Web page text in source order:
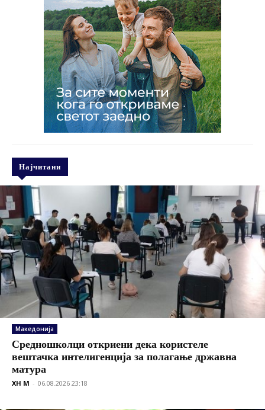
Најчитани
Македонија
Средношколци откриени дека користеле
вештачка интелигенција за полагање државна
матура
XH M - 06.08.2026 23:18